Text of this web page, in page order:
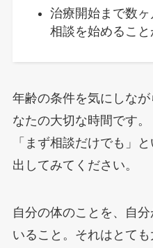
治療開始まで数
相談を始めるこ
年齢の条件を気にしな
なたの大切な時間です。
「まず相談だけでも」
出してみてください。
自分の体のことを、自
いること。それはとても